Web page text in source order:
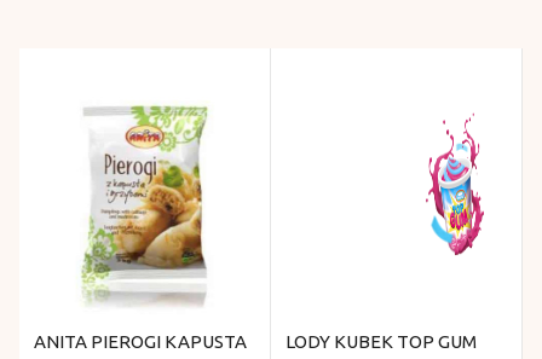
ANITA PIEROGI KAPUSTA
LODY KUBEK TOP GUM